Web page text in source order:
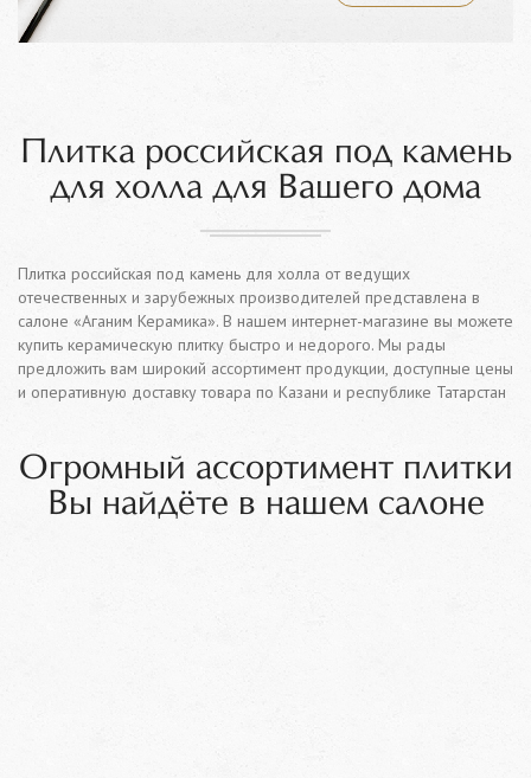
Плитка российская под камень
для холла для Вашего дома
Плитка российская под камень для холла от ведущих
отечественных и зарубежных производителей представлена в
салоне «Аганим Керамика». В нашем интернет-магазине вы можете
купить керамическую плитку быстро и недорого. Мы рады
предложить вам широкий ассортимент продукции, доступные цены
и оперативную доставку товара по Казани и республике Татарстан
Огромный ассортимент плитки
Вы найдёте в нашем салоне